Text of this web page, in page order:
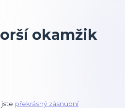
okamžik
překrásný zásnubní